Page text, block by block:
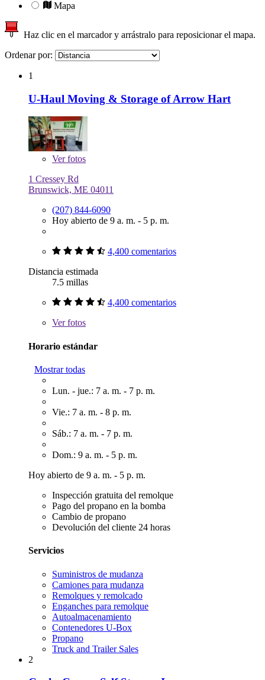
Mapa
Haz clic en el marcador y arrástralo para reposicionar el mapa.
Ordenar por:
1
U-Haul Moving & Storage of Arrow Hart
Verfotos
1 Cressey Rd
Brunswick, ME 04011
(207) 844-6090
Hoy abierto de 9 a. m. - 5 p. m.
4,400 comentarios
Distancia estimada
7.5 millas
4,400 comentarios
Verfotos
Horario estándar
Mostrar todas
Lun. - jue.: 7 a. m. - 7 p. m.
Vie.: 7 a. m. - 8 p. m.
Sáb.: 7 a. m. - 7 p. m.
Dom.: 9 a. m. - 5 p. m.
Hoy abierto de 9 a. m. - 5 p. m.
Inspección gratuita del remolque
Pago del propano en la bomba
Cambio de propano
Devolución del cliente 24 horas
Servicios
Suministros de mudanza
Camiones para mudanza
Remolques y remolcado
Enganches para remolque
Autoalmacenamiento
Contenedores U-Box
Propano
Truck and Trailer Sales
2